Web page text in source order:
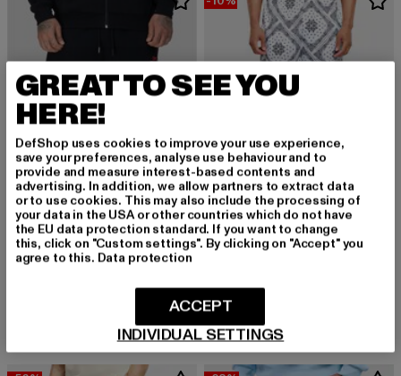
Derzeitiger Preis: 37,99 EUR
KARL KANI
44,99 EUR
Derzeitiger Preis: 44,99 EUR
GREAT TO SEE YOU
HERE!
DefShop uses cookies to improve your use experience,
save your preferences, analyse use behaviour and to
provide and measure interest-based contents and
advertising. In addition, we allow partners to extract data
or to use cookies. This may also include the processing of
your data in the USA or other countries which do not have
the EU data protection standard. If you want to change
this, click on "Custom settings". By clicking on "Accept" you
agree to this. Data protection
INDIVIDUAL SETTINGS
ACCEPT